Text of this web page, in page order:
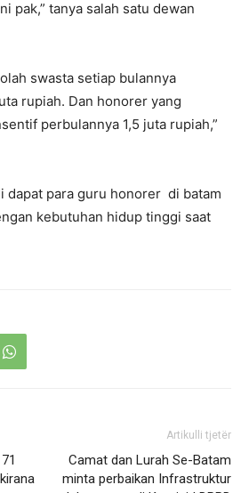
pak,” tanya salah satu dewan
swasta setiap bulannya
rupiah. Dan honorer yang
perbulannya 1,5 juta rupiah,”
dapat para guru honorer di batam
kebutuhan hidup tinggi saat
Artikulli tjetër
Camat dan Lurah Se-Batam
minta perbaikan Infrastruktur